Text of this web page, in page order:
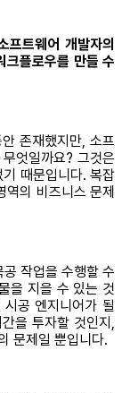
프트웨어 개발자의
크플로우를 만들 수
존재했지만, 소프
엇일까요? 그것은
때문입니다. 복잡
역의 비즈니스 문제
작업을 수행할 수
을 지을 수 있는 것
공 엔지니어가 될
을 투자할 것인지,
문제일 뿐입니다.